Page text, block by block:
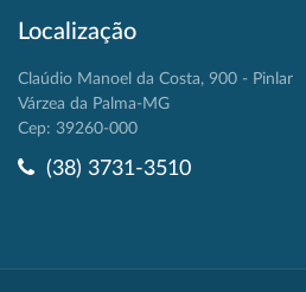
Localização
Claúdio Manoel da Costa, 900 - Pinlar
Várzea da Palma-MG
Cep: 39260-000
(38) 3731-3510